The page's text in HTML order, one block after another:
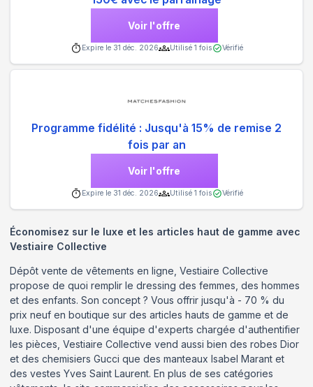
Voir l'offre
Expire le 31 déc. 2026 Utilisé 1 fois Vérifié
Programme fidélité : Jusqu'à 15% de remise 2
fois par an
Voir l'offre
Expire le 31 déc. 2026 Utilisé 1 fois Vérifié
Économisez sur le luxe et les articles haut de gamme avec
Vestiaire Collective
Dépôt vente de vêtements en ligne, Vestiaire Collective
propose de quoi remplir le dressing des femmes, des hommes
et des enfants. Son concept ? Vous offrir jusqu'à - 70 % du
prix neuf en boutique sur des articles hauts de gamme et de
luxe. Disposant d'une équipe d'experts chargée d'authentifier
les pièces, Vestiaire Collective vend aussi bien des robes Dior
et des chemisiers Gucci que des manteaux Isabel Marant et
des vestes Yves Saint Laurent. En plus de ses catégories